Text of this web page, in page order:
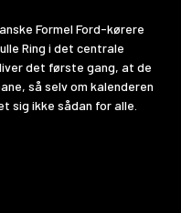
Formel Ford-kørere
Ring i det centrale
det første gang, at de
så selv om kalenderen
sig ikke sådan for alle.